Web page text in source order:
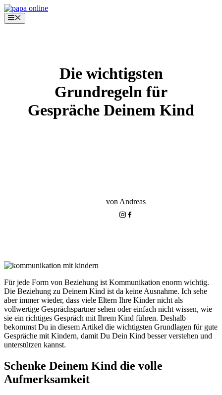
Zum
Inhalt
springen
Menü
Die wichtigsten
Grundregeln für
Gespräche Deinem Kind
von Andreas
Für jede Form von Beziehung ist Kommunikation enorm wichtig.
Die Beziehung zu Deinem Kind ist da keine Ausnahme. Ich sehe
aber immer wieder, dass viele Eltern Ihre Kinder nicht als
vollwertige Gesprächspartner sehen oder einfach nicht wissen, wie
sie ein richtiges Gespräch mit Ihrem Kind führen. Deshalb
bekommst Du in diesem Artikel die wichtigsten Grundlagen für gute
Gespräche mit Kindern, damit Du Dein Kind besser verstehen und
unterstützen kannst.
Schenke Deinem Kind die volle
Aufmerksamkeit